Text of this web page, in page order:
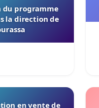
du programme
la direction de
en vente de